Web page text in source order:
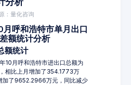
：量化咨询
呼和浩特市单月出口
额统计分析
额统计
10月呼和浩特市进出口总额为
相比上月增加了354.1773万
加了9652.2966万元，同比减少